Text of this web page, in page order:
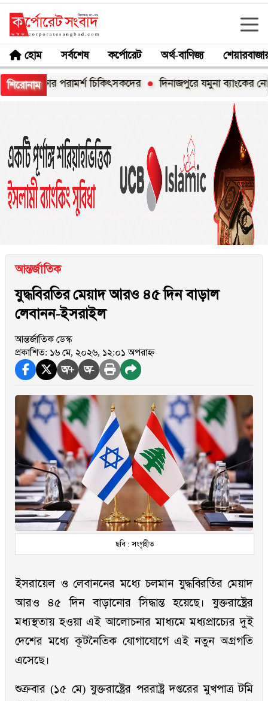
হোম সর্বশেষ কর্পোরেট অর্থ-বাণিজ্য
শিরোনামপরামর্শ চিকিৎসকদের দিনাজপুরে যমুনা ব্যাংকের নোট
আন্তর্জাতিক
যুদ্ধবিরতির মেয়াদ আরও ৪৫ দিন বাড়াল
লেবানন-ইসরাইল
আন্তর্জাতিক ডেস্ক
প্রকাশিত: ১৬ মে, ২০২৬, ১২:০১ অপরাহ্ন
অ+ অ-
ছবি : সংগৃহীত
ইসরায়েল ও লেবাননের মধ্যে চলমান যুদ্ধবিরতির মেয়াদ
আরও ৪৫ দিন বাড়ানোর সিদ্ধান্ত হয়েছে। যুক্তরাষ্ট্রের
মধ্যস্থতায় হওয়া এই আলোচনার মাধ্যমে মধ্যপ্রাচ্যের দুই
দেশের মধ্যে কূটনৈতিক যোগাযোগে এই নতুন অগ্রগতি
এসেছে।
শুক্রবার (১৫ মে) যুক্তরাষ্ট্রের পররাষ্ট্র দপ্তরের মুখপাত্র টমি